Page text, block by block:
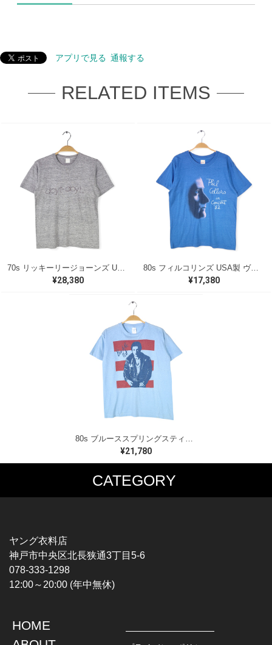
アプリで見る 通報する
RELATED ITEMS
¥28,380
80s フィルコリンズ USA製 ヴィンテージTシャツ ロックTシャツ ジェネシス PHIL COLLINS GENESIS スクリーンスター メンズL 古着 @AAA1554
¥17,380
80s ブルーススプリングスティーン USA製 ヴィンテージTシャツ ロックTシャツ BORN IN THE USA BRUCE SPRINGSTEEN メンズM 古着 @AAA1523
¥21,780
CATEGORY
MUSIC TEE
HARDCORE / PUNK
PROGLESSIVE ROCK
POPS
SOUL / R&B
T-SHIRTS
CHAMPION
TOPS JACKET
ヤング衣料店
神戸市中央区北長狭通3丁目5-6
078-333-1298
12:00～20:00 (年中無休)
HOME